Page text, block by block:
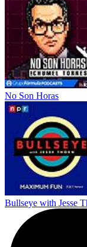
No Son Horas
Bullseye with Jesse